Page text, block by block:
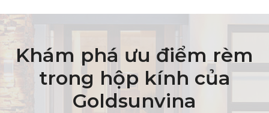
Khám phá ưu điểm rèm
trong hộp kính của
Goldsunvina